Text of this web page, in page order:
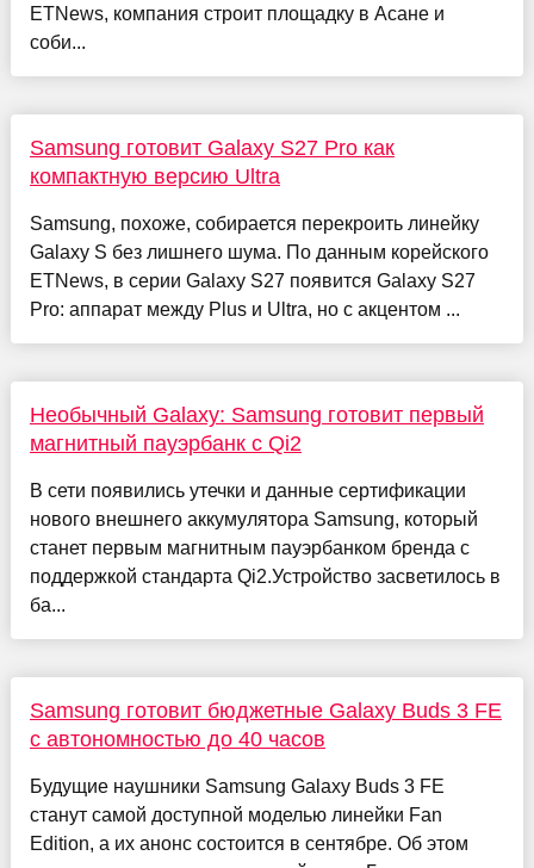
ETNews, компания строит площадку в Асане и
соби...
Samsung готовит Galaxy S27 Pro как
компактную версию Ultra
Samsung, похоже, собирается перекроить линейку
Galaxy S без лишнего шума. По данным корейского
ETNews, в серии Galaxy S27 появится Galaxy S27
Pro: аппарат между Plus и Ultra, но с акцентом ...
Необычный Galaxy: Samsung готовит первый
магнитный пауэрбанк с Qi2
В сети появились утечки и данные сертификации
нового внешнего аккумулятора Samsung, который
станет первым магнитным пауэрбанком бренда с
поддержкой стандарта Qi2.Устройство засветилось в
ба...
Samsung готовит бюджетные Galaxy Buds 3 FE
с автономностью до 40 часов
Будущие наушники Samsung Galaxy Buds 3 FE
станут самой доступной моделью линейки Fan
Edition, а их анонс состоится в сентябре. Об этом